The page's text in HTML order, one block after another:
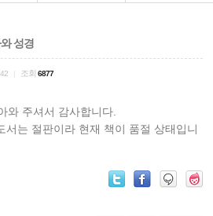
성경
조회 6877
와 주셔서 감사합니다.
서는 절판이라 현재 책이 품절 상태입니